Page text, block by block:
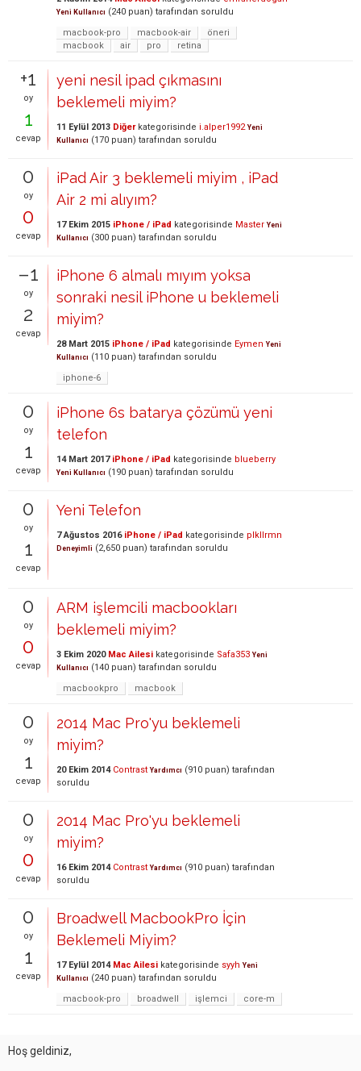
Yeni Kullanıcı (240 puan) tarafından soruldu
macbook-pro
macbook-air
öneri
macbook
air pro retina
+1
oy
1
cevap
yeni nesil ipad çıkmasını
beklemeli miyim?
11 Eylül 2013 Diğerkategorisinde i.alper1992 Yeni
Kullanıcı (170 puan) tarafından soruldu
0
oy
0
cevap
iPad Air 3 beklemeli miyim , iPad
Air 2 mi alıyım?
17 Ekim 2015 iPhone / iPad kategorisinde Master Yeni
Kullanıcı (300 puan) tarafından soruldu
–1
oy
2
cevap
iPhone 6 almalı mıyım yoksa
sonraki nesil iPhone u beklemeli
miyim?
28 Mart 2015 iPhone / iPad kategorisinde Eymen Yeni
Kullanıcı (110 puan) tarafından soruldu
iphone-6
0
oy
1
cevap
iPhone 6s batarya çözümü yeni
telefon
14 Mart 2017 iPhone / iPad kategorisinde blueberry
Yeni Kullanıcı (190 puan) tarafından soruldu
0
oy
1
cevap
Yeni Telefon
7 Ağustos 2016 iPhone / iPad kategorisinde plkllrmn
Deneyimli (2,650 puan) tarafından soruldu
0
oy
0
cevap
ARM işlemcili macbookları
beklemeli miyim?
3 Ekim 2020 Mac Ailesi kategorisinde Safa353 Yeni
Kullanıcı (140 puan) tarafından soruldu
macbookpro
macbook
0
oy
1
cevap
2014 Mac Pro'yu beklemeli
miyim?
20 Ekim 2014 Contrast Yardımcı (910 puan) tarafından
soruldu
0
oy
0
cevap
2014 Mac Pro'yu beklemeli
miyim?
16 Ekim 2014 Contrast Yardımcı (910 puan) tarafından
soruldu
0
oy
1
cevap
Broadwell MacbookPro İçin
Beklemeli Miyim?
17 Eylül 2014 Mac Ailesi kategorisinde syyh Yeni
Kullanıcı (240 puan) tarafından soruldu
macbook-pro
broadwell işlemci core-m
Hoş geldiniz,